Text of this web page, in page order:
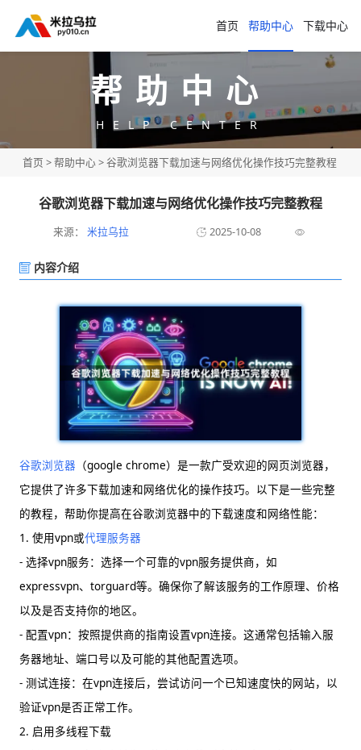
首页 帮助中心 下载中心
帮助中心
HELP CENTER
首页 >帮助中心> 谷歌浏览器下载加速与网络优化操作技巧完整教程
谷歌浏览器下载加速与网络优化操作技巧完整教程
来源： 米拉乌拉 2025-10-08
内容介绍
谷歌浏览器 （google chrome）是一款广受欢迎的网页浏览器，
它提供了许多下载加速和网络优化的操作技巧。以下是一些完整
的教程，帮助你提高在谷歌浏览器中的下载速度和网络性能：
1. 使用vpn或代理服务器
- 选择vpn服务：选择一个可靠的vpn服务提供商，如
expressvpn、torguard等。确保你了解该服务的工作原理、价格
以及是否支持你的地区。
- 配置vpn：按照提供商的指南设置vpn连接。这通常包括输入服
务器地址、端口号以及可能的其他配置选项。
- 测试连接：在vpn连接后，尝试访问一个已知速度快的网站，以
验证vpn是否正常工作。
2. 启用多线程下载